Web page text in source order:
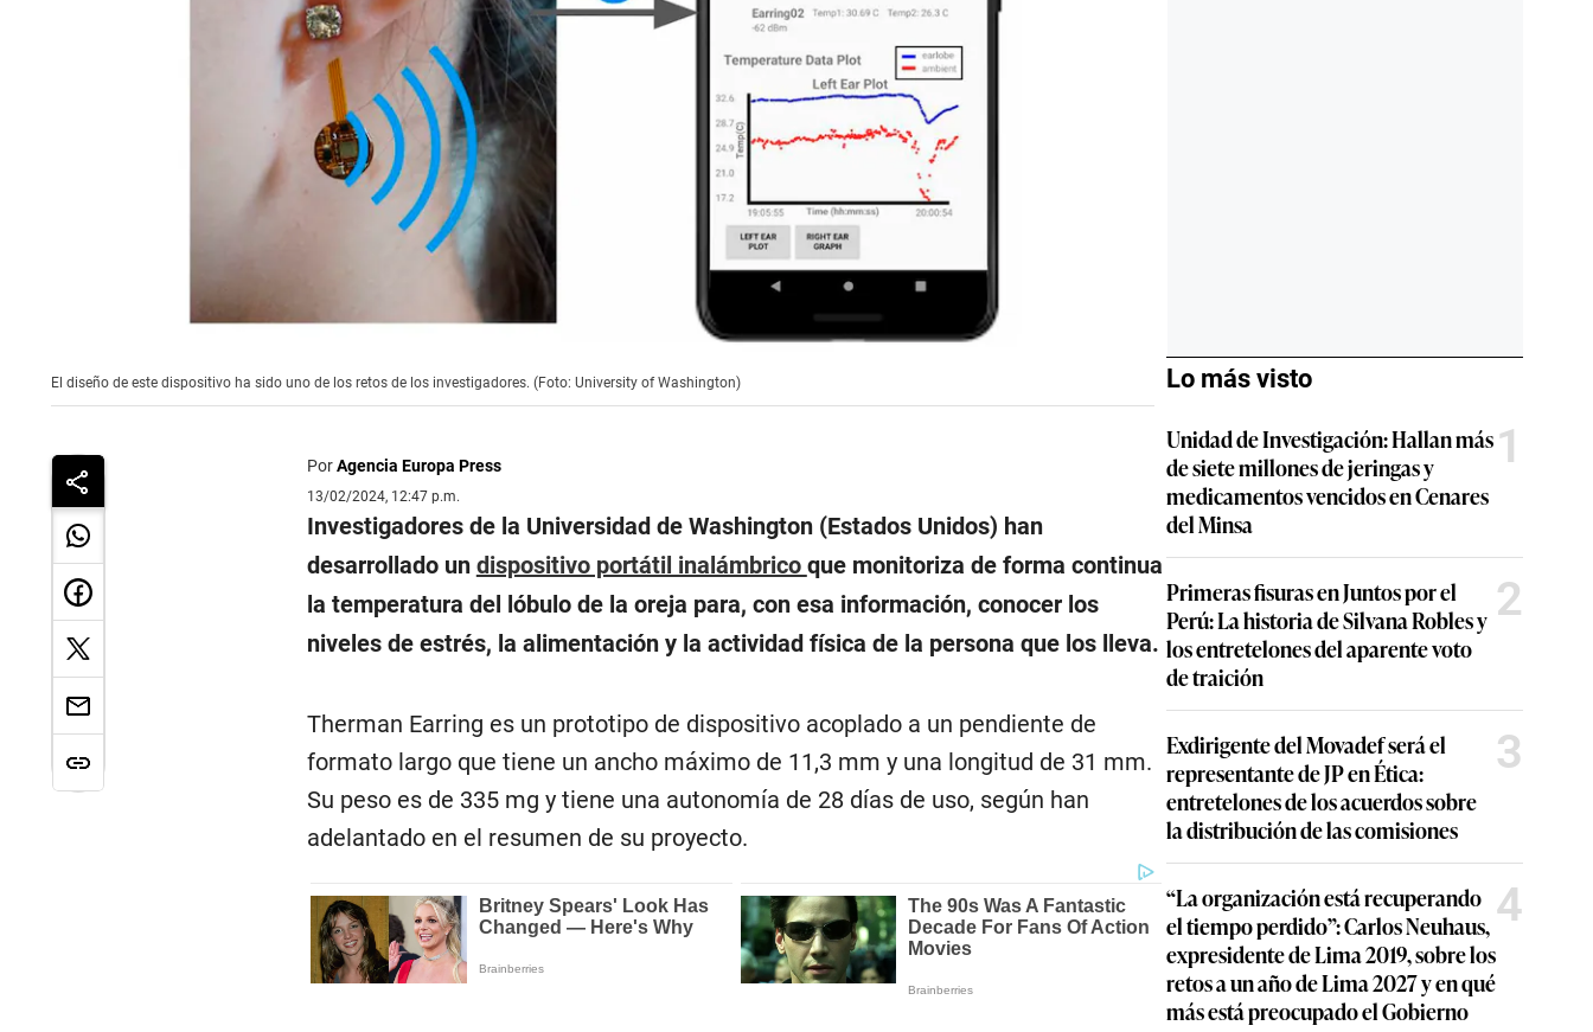
El diseño de este dispositivo ha sido uno de los retos de los investigadores. (Foto: University of Washington)
PorAgencia Europa Press
13/02/2024, 12:47 p.m.
Investigadores de la Universidad de Washington (Estados Unidos) han
desarrollado un dispositivo portátil inalámbrico que monitoriza de forma continua
la temperatura del lóbulo de la oreja para, con esa información, conocer los
niveles de estrés, la alimentación y la actividad física de la persona que los lleva.
Therman Earring es un prototipo de dispositivo acoplado a un pendiente de
formato largo que tiene un ancho máximo de 11,3 mm y una longitud de 31 mm.
Su peso es de 335 mg y tiene una autonomía de 28 días de uso, según han
adelantado en el resumen de su proyecto.
Lo más visto
Unidad de Investigación: Hallan más
de siete millones de jeringas y
medicamentos vencidos en Cenares
del Minsa
1
Primeras fisuras en Juntos por el
Perú: La historia de Silvana Robles y
los entretelones del aparente voto
de traición
2
Exdirigente del Movadef será el
representante de JP en Ética:
entretelones de los acuerdos sobre
la distribución de las comisiones
3
“La organización está recuperando
el tiempo perdido”: Carlos Neuhaus,
expresidente de Lima 2019, sobre los
retos a un año de Lima 2027 y en qué
más está preocupado el Gobierno
4